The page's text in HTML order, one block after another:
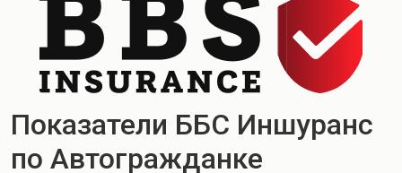
Показатели ББС Иншуранс
по Автогражданке